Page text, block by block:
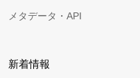
メタデータ・API
新着情報